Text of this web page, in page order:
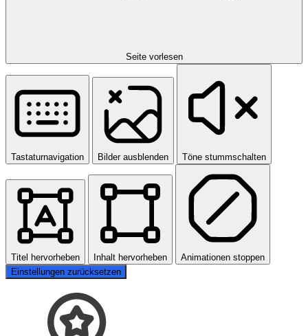
Seite vorlesen
Tastaturnavigation Bilder ausblenden Töne stummschalten
Titel hervorheben Inhalt hervorheben
Animationen stoppen
Einstellungen zurücksetzen